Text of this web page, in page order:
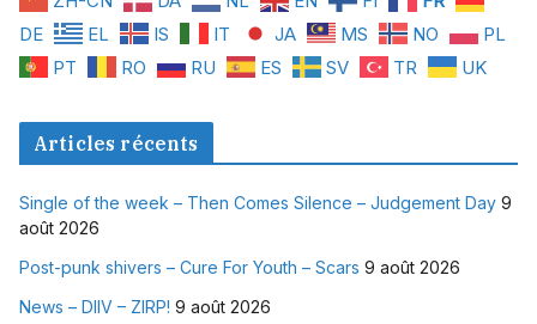
DE
EL IS IT JA MS NO
PL
PT
RO RU ES SV TR UK
Articles récents
Single of the week – Then Comes Silence – Judgement Day 9
août 2026
Post-punk shivers – Cure For Youth – Scars 9 août 2026
News – DIIV – ZIRP! 9 août 2026